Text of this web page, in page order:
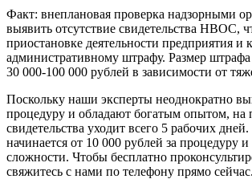
Факт: внеплановая проверка надзорными
выявить отсутствие свидетельства НВОС,
приостановке деятельности предприятия и к
административному штрафу. Размер штрафа
30 000-100 000 рублей в зависимости от
Поскольку наши эксперты неоднократно
процедуру и обладают богатым опытом, на
свидетельства уходит всего 5 рабочих
начинается от 10 000 рублей за процедуру и
сложности. Чтобы бесплатно
свяжитесь с нами по телефону прямо сейчас.